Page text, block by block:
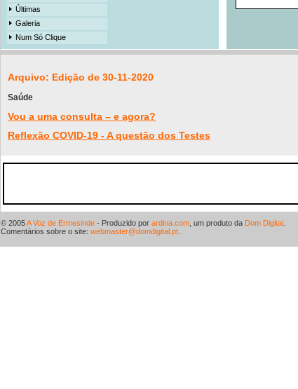
Últimas
Galeria
Num Só Clique
Arquivo: Edição de 30-11-2020
Saúde
Vou a uma consulta – e agora?
Reflexão COVID-19 - A questão dos Testes
© 2005A Voz de Ermesinde - Produzido por ardina.com , um produto da Dom Digital
Comentários sobre o site: webmaster@domdigital.pt